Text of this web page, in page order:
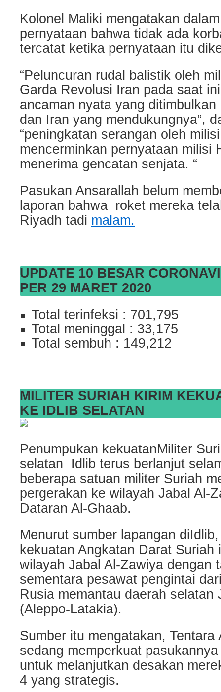
Kolonel Maliki mengatakan
pernyataan bahwa tidak ada
tercatat ketika pernyataan itu
“Peluncuran rudal balistik oleh
Garda Revolusi Iran pada saat
ancaman nyata yang
dan Iran yang mendukungnya”,
“peningkatan serangan oleh
mencerminkan pernyataan milisi
menerima gencatan senjata. “
Pasukan Ansarallah belum
laporan bahwa roket mereka
Riyadh tadi malam.
UPDATE 10 BESAR
PER 29 MARET 2020
Total terinfeksi : 701,795
Total meninggal : 33,175
Total sembuh : 149,212
MILITER SURIAH KIRIM
KE IDLIB SELATAN
Penumpukan kekuatanMiliter
selatan Idlib terus berlanjut
beberapa satuan militer Suriah
pergerakan ke wilayah Jabal Al-
Dataran Al-Ghaab.
Menurut sumber lapangan
kekuatan Angkatan Darat Suriah
wilayah Jabal Al-Zawiya dengan
sementara pesawat pengintai
Rusia memantau daerah selatan
(Aleppo-Latakia).
Sumber itu mengatakan, Tentara
sedang memperkuat
untuk melanjutkan desakan
4 yang strategis.